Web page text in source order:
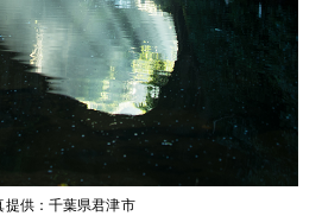
提供：千葉県君津市